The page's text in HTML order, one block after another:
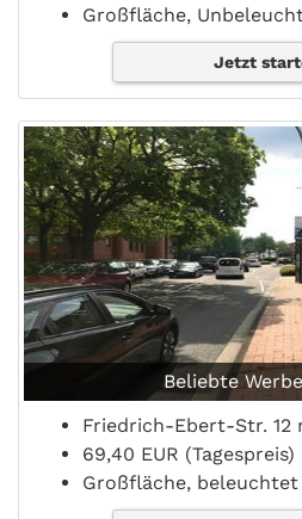
Großfläche,
Jetzt
Beliebte
Friedrich-Ebert-Str. 12
69,40 EUR (Tagespreis)
Großfläche, beleuchtet